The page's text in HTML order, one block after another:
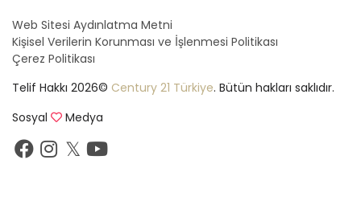
Web Sitesi Aydınlatma Metni
Kişisel Verilerin Korunması ve İşlenmesi Politikası
Çerez Politikası
Telif Hakkı 2026© Century 21 Türkiye. Bütün hakları saklıdır.
Sosyal
Medya